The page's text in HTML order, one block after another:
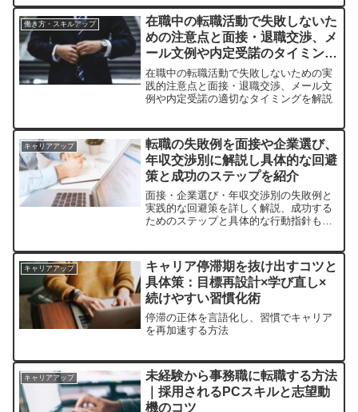
働き方・スキルアップ
在職中の転職活動で失敗しないた
めの注意点と面接・退職交渉、メ
ール文例や内定受諾のタイミング
まで徹底解説
在職中の転職活動で失敗しないための実
践的注意点と面接・退職交渉、メール文
例や内定受諾の適切なタイミングを解説
キャリアアップ
転職の失敗例を面接や企業選び、
年収交渉別に解説し具体的な回避
策と成功のステップを紹介
面接・企業選び・年収交渉別の失敗例と
実践的な回避策を詳しく解説、成功する
ためのステップと具体的な行動指針も提
キャリアアップ
キャリア停滞期を抜け出すコツと
具体策：目標再設計×学び直し×
続けやすい習慣化術
停滞の正体を言語化し、習慣でキャリア
を再加速する方法
キャリアアップ
未経験から事務職に転職する方法
｜採用されるPCスキルと志望動
機のコツ